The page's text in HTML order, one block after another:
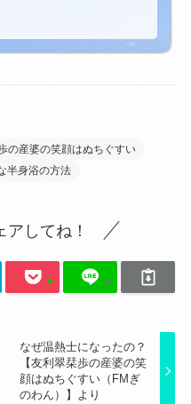
の産婆の笑顔はぬちぐすい
半身浴の方法
アしてね！
なぜ温熱士になったの？
【友利翠栞歩の産婆の笑
顔はぬちぐすい（FMぎ
のわん）】より